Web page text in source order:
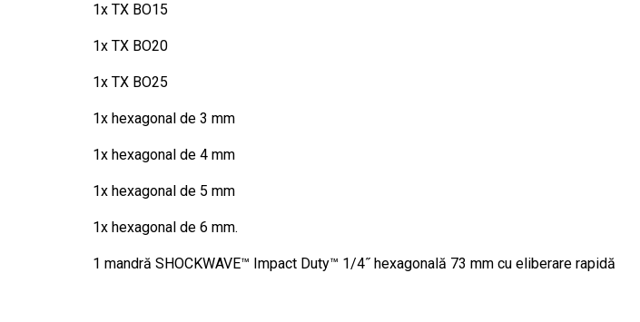
1x TX BO15
1x TX BO20
1x TX BO25
1x hexagonal de 3 mm
1x hexagonal de 4 mm
1x hexagonal de 5 mm
1x hexagonal de 6 mm.
1 mandră SHOCKWAVE™ Impact Duty™ 1/4˝ hexagonală 73 mm cu eliberare rapidă